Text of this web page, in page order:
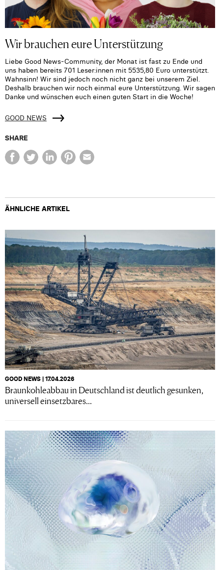
Wir brauchen eure Unterstützung
Liebe Good News-Community, der Monat ist fast zu Ende und
uns haben bereits 701 Leser:innen mit 5535,80 Euro unterstützt.
Wahnsinn! Wir sind jedoch noch nicht ganz bei unserem Ziel.
Deshalb brauchen wir noch einmal eure Unterstützung. Wir sagen
Danke und wünschen euch einen guten Start in die Woche!
GOOD NEWS
SHARE
ÄHNLICHE ARTIKEL
GOOD NEWS | 17.04.2026
Braunkohleabbau in Deutschland ist deutlich gesunken,
universell einsetzbares...